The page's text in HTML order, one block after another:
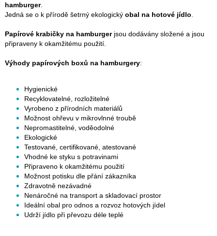
hamburger.
Jedná se o k přírodě šetrný ekologický obal na hotové jídlo
Papírové krabičky na hamburgerjsou dodávány složené a jsou
připraveny k okamžitému použití.
Výhody papírových boxů na hamburgery:
Hygienické
Recyklovatelné, rozložitelné
Vyrobeno z přírodních materiálů
Možnost ohřevu v mikrovlnné troubě
Nepromastitelné, voděodolné
Ekologické
Testované, certifikované, atestované
Vhodné ke styku s potravinami
Připraveno k okamžitému použití
Možnost potisku dle přání zákazníka
Zdravotně nezávadné
Nenáročné na transport a skladovací prostor
Ideální obal pro odnos a rozvoz hotových jídel
Udrží jídlo při převozu déle teplé